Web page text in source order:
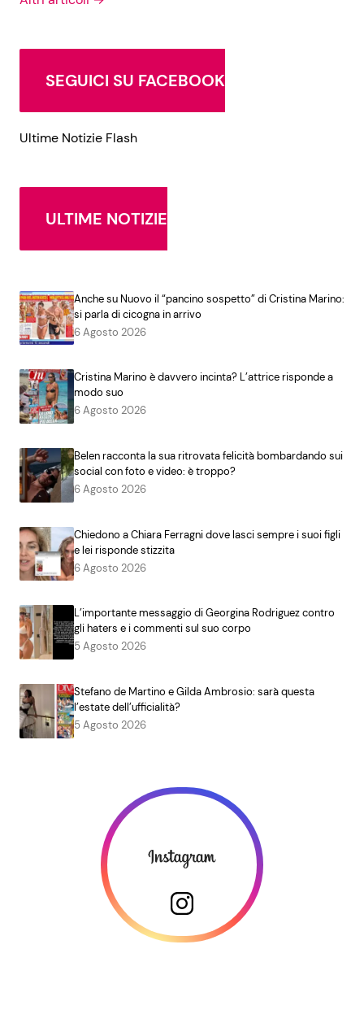
SEGUICI SU FACEBOOK
Ultime Notizie Flash
ULTIME NOTIZIE
Anche su Nuovo il “pancino sospetto” di Cristina Marino:
si parla di cicogna in arrivo
6 Agosto 2026
Cristina Marino è davvero incinta? L’attrice risponde a
modo suo
6 Agosto 2026
Belen racconta la sua ritrovata felicità bombardando sui
social con foto e video: è troppo?
6 Agosto 2026
Chiedono a Chiara Ferragni dove lasci sempre i suoi figli
e lei risponde stizzita
6 Agosto 2026
L’importante messaggio di Georgina Rodriguez contro
gli haters e i commenti sul suo corpo
5 Agosto 2026
Stefano de Martino e Gilda Ambrosio: sarà questa
l’estate dell’ufficialità?
5 Agosto 2026